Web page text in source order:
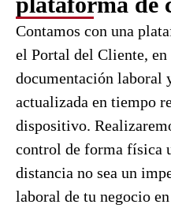
Contamos con una
el Portal del Cliente,
documentación laboral
actualizada en tiempo
dispositivo.
control de forma física
distancia no sea un
laboral de tu negocio